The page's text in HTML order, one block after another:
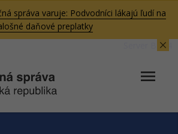
správa varuje: Podvodníci lákajú ľudí na
daňové preplatky
Server BB04